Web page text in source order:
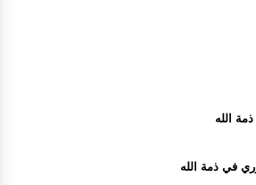
الله
في ذمة الله